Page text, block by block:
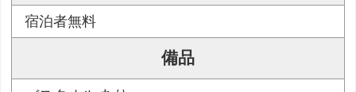
宿泊者無料
備品